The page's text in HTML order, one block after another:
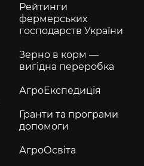
Рейтинги
фермерських
господарств України
Зерно в корм —
вигідна переробка
АгроЕкспедиція
Гранти та програми
допомоги
АгроОсвіта